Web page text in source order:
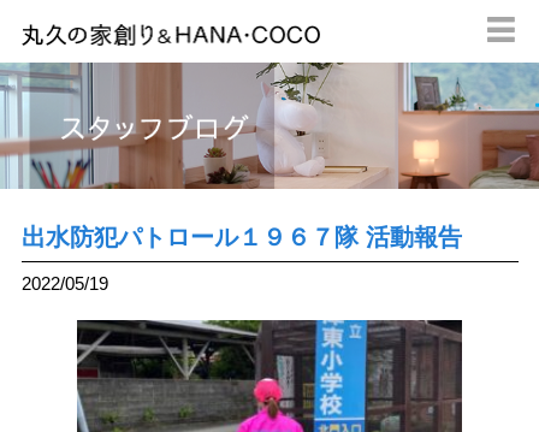

出水防犯パトロール１９６７隊 活動報告
2022/05/19